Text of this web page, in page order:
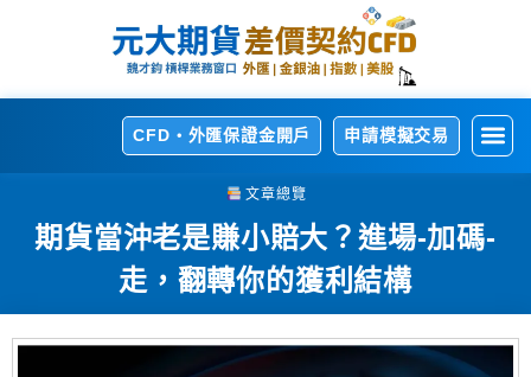
CFD・外匯保證金開戶 申請模擬交易
文章總覽
期貨當沖老是賺小賠大？進場-加碼-
走，翻轉你的獲利結構